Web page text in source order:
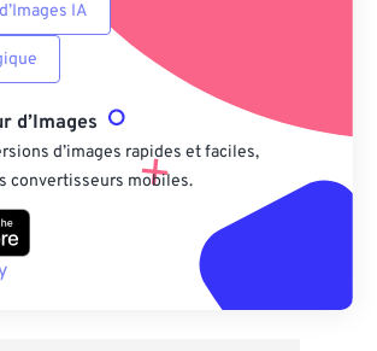
IA
d’Images
d’images rapides et faciles,
convertisseurs mobiles.